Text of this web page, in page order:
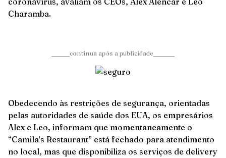
Charamba.
______continua após a publicidade_______
Obedecendo às restrições de segurança, orientadas
pelas autoridades de saúde dos EUA, os empresários
Alex e Leo, informam que momentaneamente o
“Camila’s Restaurant” está fechado para atendimento
no local, mas que disponibiliza os serviços de delivery